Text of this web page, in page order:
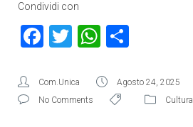
Condividi con
Facebook
TwitterWhatsApp
Com.Unica Agosto 24, 2025
No Comments
Cultura